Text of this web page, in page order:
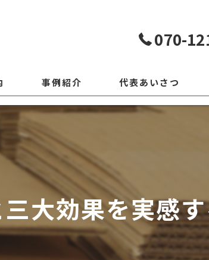
070-
事例紹介 代表あいさつ
大効果を実感